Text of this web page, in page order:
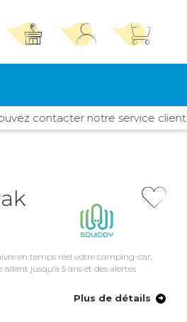
magasin le plus proche et profitez
!
Autour de moi
numéro client ou numéro fidélité
Mot de passe oublié
Se connecter
Créer un compte
Climatisation -
Quincaillerie
contacter notre service client
en temps réel votre camping-car,
jusqu’à 5 ans et des alertes
Plus de détails